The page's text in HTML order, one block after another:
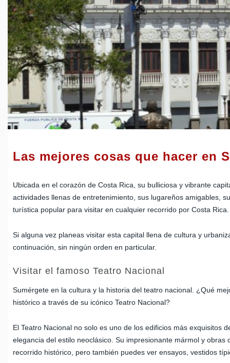
Las mejores cosas que hacer en
Ubicada en el corazón de Costa Rica, su bulliciosa y vibrante
actividades llenas de entretenimiento, sus lugareños amigables,
turística popular para visitar en cualquier recorrido por Costa
Si alguna vez planeas visitar esta capital llena de cultura y
continuación, sin ningún orden en particular.
Visitar el famoso Teatro Nacional
Sumérgete en la cultura y la historia del teatro nacional. ¿Qué
histórico a través de su icónico Teatro Nacional?
El Teatro Nacional no solo es uno de los edificios más exquisitos
elegancia del estilo neoclásico. Su impresionante mármol y
recorrido histórico, pero también puedes ver ensayos, vestidos